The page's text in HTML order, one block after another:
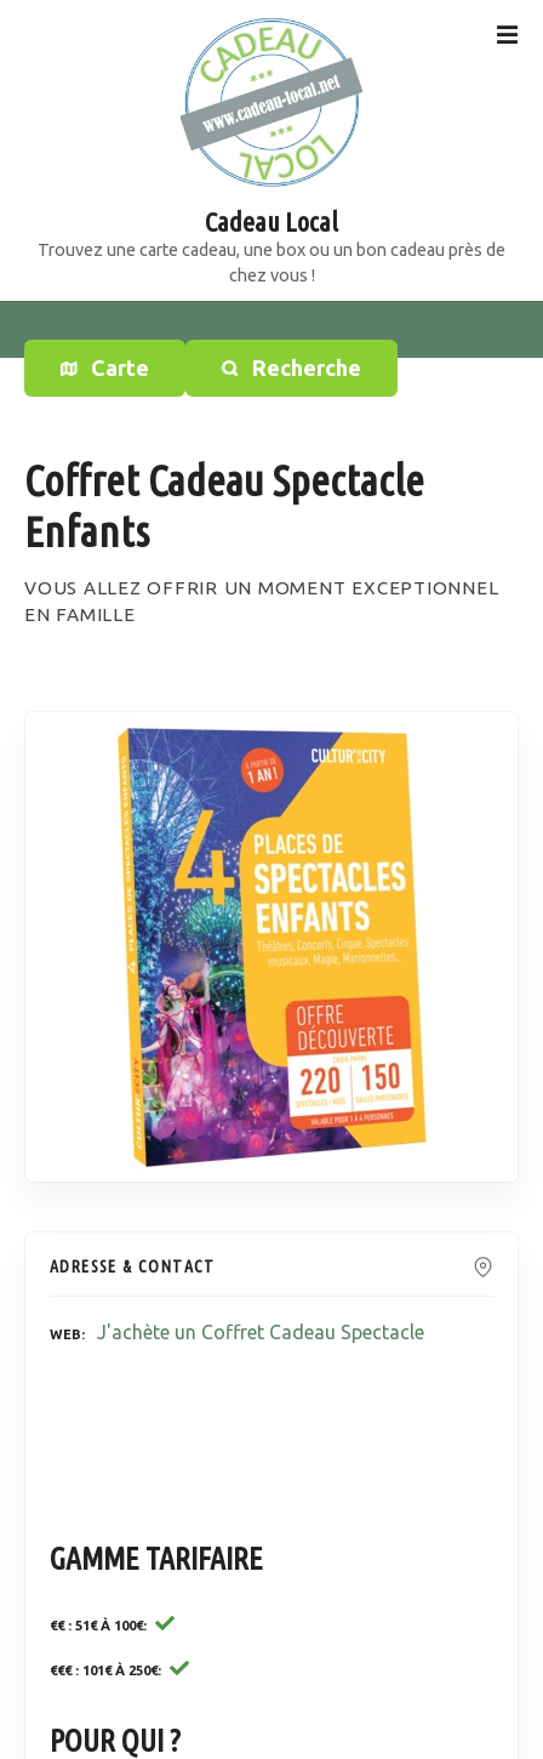
e
t
Cadeau Local
Trouvez une carte cadeau, une box ou un bon cadeau près de
chez vous !
Carte Recherche
Coffret Cadeau Spectacle
Enfants
VOUS ALLEZ OFFRIR UN MOMENT EXCEPTIONNEL
EN FAMILLE
ADRESSE & CONTACT
WEB J'achète un Coffret Cadeau Spectacle
GAMME TARIFAIRE
€€ : 51€ À 100€
€€€ : 101€ À 250€
POUR QUI ?